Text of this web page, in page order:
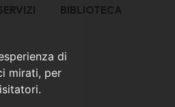
di
mirati, per
BIBLIOTECA